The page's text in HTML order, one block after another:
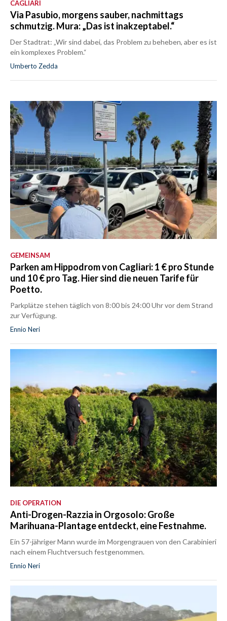
CAGLIARI
Via Pasubio, morgens sauber, nachmittags
schmutzig. Mura: „Das ist inakzeptabel.“
Der Stadtrat: „Wir sind dabei, das Problem zu beheben, aber es ist
ein komplexes Problem.“
Umberto Zedda
GEMEINSAM
Parken am Hippodrom von Cagliari: 1 € pro Stunde
und 10 € pro Tag. Hier sind die neuen Tarife für
Poetto.
Parkplätze stehen täglich von 8:00 bis 24:00 Uhr vor dem Strand
zur Verfügung.
Ennio Neri
DIE OPERATION
Anti-Drogen-Razzia in Orgosolo: Große
Marihuana-Plantage entdeckt, eine Festnahme.
Ein 57-jähriger Mann wurde im Morgengrauen von den Carabinieri
nach einem Fluchtversuch festgenommen.
Ennio Neri